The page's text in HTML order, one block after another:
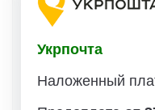
Укрпочта
Наложенный